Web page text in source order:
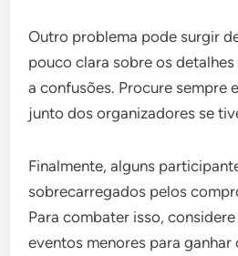
Outro problema pode surgir
pouco clara sobre os
a confusões. Procure sempre
junto dos organizadores se
Finalmente, alguns
sobrecarregados pelos
Para combater isso,
eventos menores para ganhar